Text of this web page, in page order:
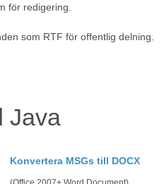
för redigering.
som RTF för offentlig delning.
Java
Konvertera MSGs till DOCX